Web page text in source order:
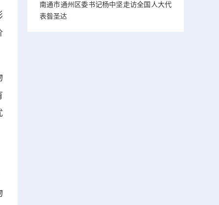
南通市通州区委书记杨中坚走访全国人大代
表昝圣达